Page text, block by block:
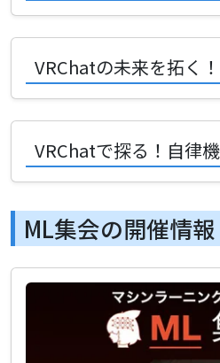
VRChatの未来を拓く
ML集会の開催情